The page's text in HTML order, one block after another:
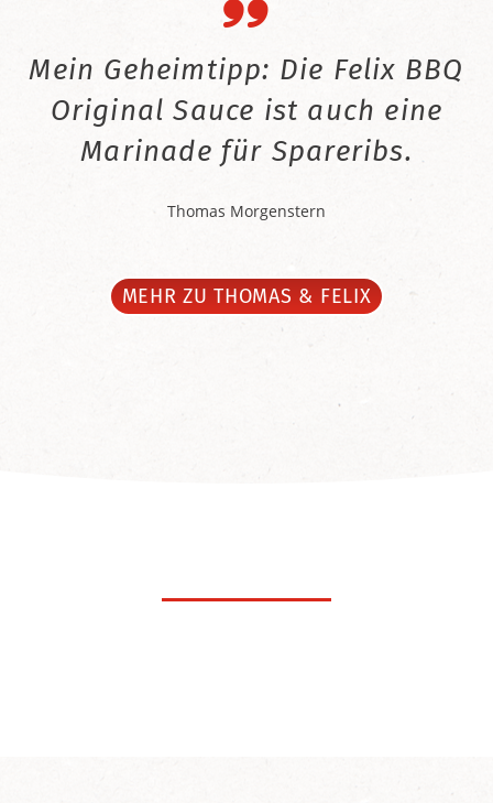
Mein Geheimtipp: Die Felix BBQ
Original Sauce ist auch eine
Marinade für Spareribs.
Thomas Morgenstern
MEHR ZU THOMAS & FELIX